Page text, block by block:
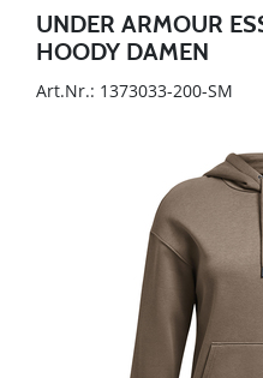
UNDER ARMOUR
HOODY DAMEN
Art.Nr.: 1373033-200-SM